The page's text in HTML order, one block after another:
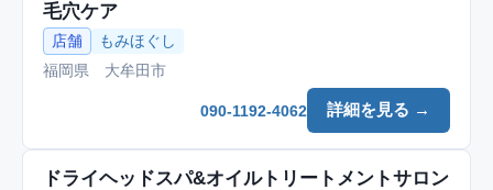
毛穴ケア
店舗
もみほぐし
福岡県 大牟田市
詳細を見る →
090-1192-4062
ドライヘッドスパ&オイルトリートメントサロン